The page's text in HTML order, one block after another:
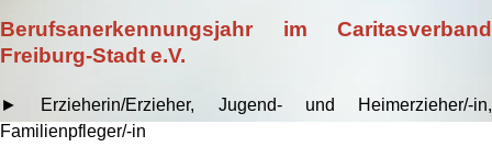
Berufsanerkennungsjahr im Caritasverband
Freiburg-Stadt e.V.
► Erzieherin/Erzieher, Jugend- und Heimerzieher/-in,
Familienpfleger/-in